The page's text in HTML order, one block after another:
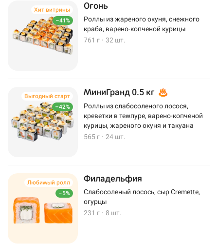
–41%
Хит витрины Огонь
Роллы из жареного окуня, снежного
краба, варено-копченой курицы
761 г · 32 шт.
–42%
Выгодный старт МиниГранд 0.5 кг
Роллы из слабосоленого лосося,
креветки в темпуре, варено-копченой
курицы, жареного окуня и такуана
565 г · 24 шт.
–5%
Любимый ролл Филадельфия
Слабосоленый лосось, сыр Cremette,
огурцы
231 г · 8 шт.